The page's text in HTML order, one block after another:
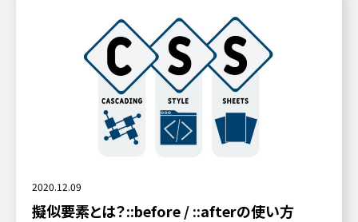
2020.12.09
擬似要素とは？::before / ::afterの使い方